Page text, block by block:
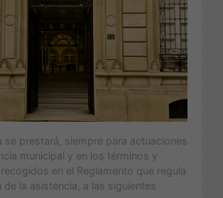
se prestará, siempre para actuaciones
municipal y en los términos y
en el Reglamento que regula
de la asistencia, a las siguientes